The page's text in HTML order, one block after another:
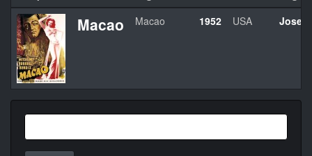
Macao Macao 1952 USA Josef